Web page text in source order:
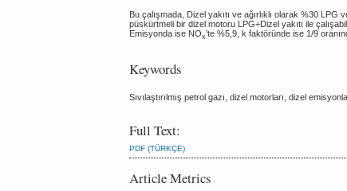
Bu çalışmada, Dizel yakıtı ve ağırlıklı olarak %30
püskürtmeli bir dizel motoru LPG+Dizel yakıtı ile
Emisyonda ise NOx’te %5,9, k faktöründe ise 1/9
Keywords
Sıvılaştırılmış petrol gazı, dizel motorları, dizel
Full Text:
PDF (TÜRKÇE)
Article Metrics